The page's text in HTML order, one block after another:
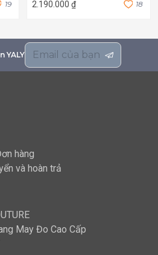
19 2.190.000 ₫ 18
YALY
hàng
và hoàn trả
May Đo Cao Cấp